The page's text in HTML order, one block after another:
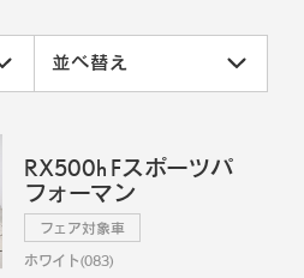
並べ替え
RX500h Fスポーツパ
フォーマン
フェア対象車
ホワイト(083)